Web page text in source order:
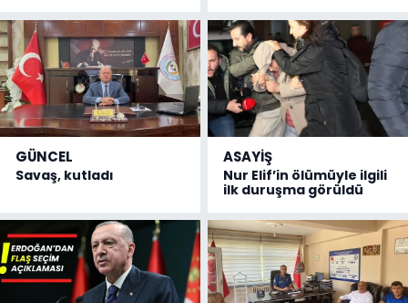
GÜNCEL
Savaş, kutladı
ASAYİŞ
Nur Elif’in ölümüyle ilgili
ilk duruşma görüldü